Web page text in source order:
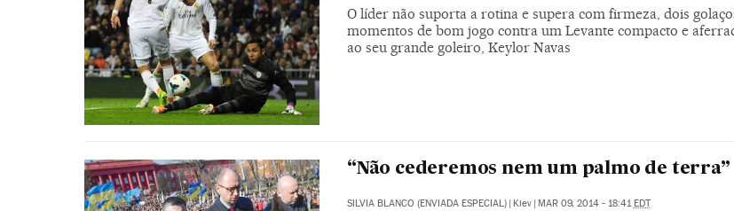
O líder não suporta a rotina e supera com firmeza, dois
momentos de bom jogo contra um Levante compacto e
ao seu grande goleiro, Keylor Navas
“Não cederemos nem um palmo de terra”
SILVIA BLANCO (ENVIADA ESPECIAL) Kiev MAR 09, 2014 - 18:41 EDT